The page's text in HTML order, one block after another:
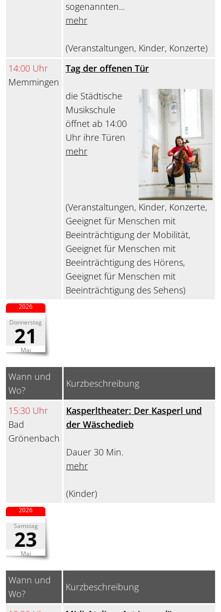
sogenannten...
mehr
(Veranstaltungen, Kinder, Konzerte)
14:00 Uhr
Memmingen
Tag der offenen Tür
die Städtische
Musikschule
öffnet ab 14:00
Uhr ihre Türen
mehr
(Veranstaltungen, Kinder, Konzerte,
Geeignet für Menschen mit
Beeinträchtigung der Mobilität,
Geeignet für Menschen mit
Beeinträchtigung des Hörens,
Geeignet für Menschen mit
Beeinträchtigung des Sehens)
Donnerstag
21
Mai
2026
Wann und
Wo?
Kurzbeschreibung
15:30 Uhr
Bad
Grönenbach
Kasperltheater: Der Kasperl und
der Wäschedieb
Dauer 30 Min.
mehr
(Kinder)
Samstag
23
Mai
2026
Wann und
Wo?
Kurzbeschreibung